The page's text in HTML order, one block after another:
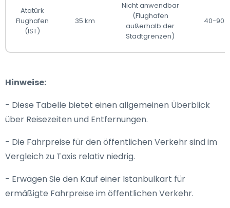
Atatürk
Flughafen
(IST)
35 km
Nicht anwendbar
(Flughafen
außerhalb der
Stadtgrenzen)
40-90
Hinweise:
- Diese Tabelle bietet einen allgemeinen Überblick
über Reisezeiten und Entfernungen.
- Die Fahrpreise für den öffentlichen Verkehr sind im
Vergleich zu Taxis relativ niedrig.
- Erwägen Sie den Kauf einer Istanbulkart für
ermäßigte Fahrpreise im öffentlichen Verkehr.